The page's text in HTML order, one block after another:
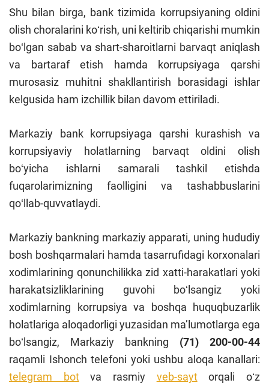
Shu bilan birga, bank tizimida korrupsiyaning oldini
olish choralarini koʻrish, uni keltirib chiqarishi mumkin
boʻlgan sabab va shart-sharoitlarni barvaqt aniqlash
va bartaraf etish hamda korrupsiyaga qarshi
murosasiz muhitni shakllantirish borasidagi ishlar
kelgusida ham izchillik bilan davom ettiriladi.
Markaziy bank korrupsiyaga qarshi kurashish va
korrupsiyaviy holatlarning barvaqt oldini olish
boʻyicha ishlarni samarali tashkil etishda
fuqarolarimizning faolligini va tashabbuslarini
qoʻllab-quvvatlaydi.
Markaziy bankning markaziy apparati, uning hududiy
bosh boshqarmalari hamda tasarrufidagi korxonalari
xodimlarining qonunchilikka zid xatti-harakatlari yoki
harakatsizliklarining guvohi boʻlsangiz yoki
xodimlarning korrupsiya va boshqa huquqbuzarlik
holatlariga aloqadorligi yuzasidan maʼlumotlarga ega
boʻlsangiz, Markaziy bankning (71) 200-00-44
raqamli Ishonch telefoni yoki ushbu aloqa kanallari:
telegram botva rasmiy veb-saytorqali oʻz